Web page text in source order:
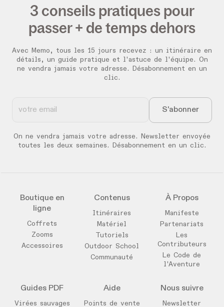
3 conseils pratiques pour
passer + de temps dehors
Avec Memo, tous les 15 jours recevez : un itinéraire en
détails, un guide pratique et l'astuce de l'équipe. On
ne vendra jamais votre adresse. Désabonnement en un
clic.
On ne vendra jamais votre adresse. Newsletter envoyée
toutes les deux semaines. Désabonnement en un clic.
Boutique en
ligne
Coffrets
Zooms
Accessoires
Contenus
Itinéraires
Matériel
Tutoriels
Outdoor School
Communauté
À Propos
Manifeste
Partenariats
Les
Contributeurs
Le Code de
l'Aventure
Guides PDF
Virées sauvages
Aide
Points de vente
Nous suivre
Newsletter